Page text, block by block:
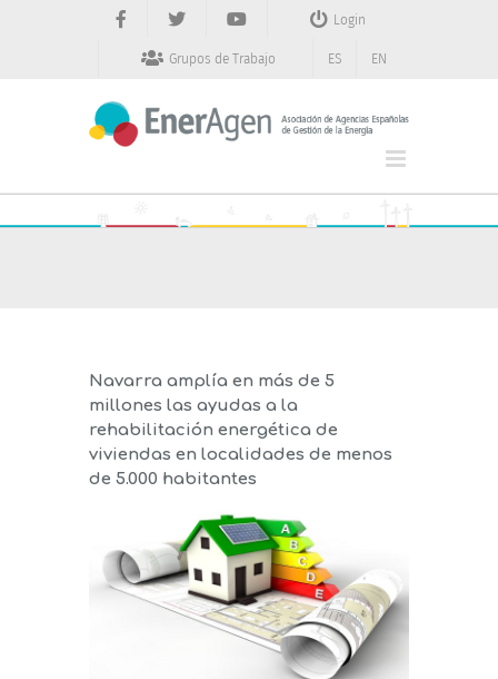
Login
Grupos de Trabajo ES EN
Navarra amplía en más de 5
millones las ayudas a la
rehabilitación energética de
viviendas en localidades de menos
de 5.000 habitantes